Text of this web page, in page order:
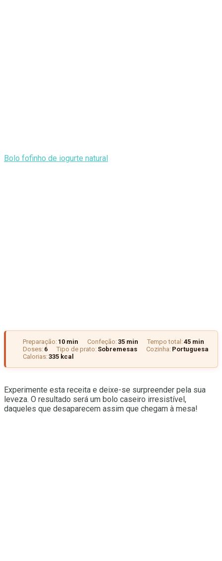
Bolo fofinho de iogurte natural
Preparação: 10 min Confeção:35 min Tempo total:45 min
Doses: 6 Tipo de prato: Sobremesas Cozinha: Portuguesa
Calorias:335 kcal
Experimente esta receita e deixe-se surpreender pela sua
leveza. O resultado será um bolo caseiro irresistível,
daqueles que desaparecem assim que chegam à mesa!